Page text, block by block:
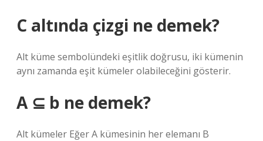
C altında çizgi ne demek?
Alt küme sembolündeki eşitlik doğrusu, iki kümenin
aynı zamanda eşit kümeler olabileceğini gösterir.
A ⊆ b ne demek?
Alt kümeler Eğer A kümesinin her elemanı B